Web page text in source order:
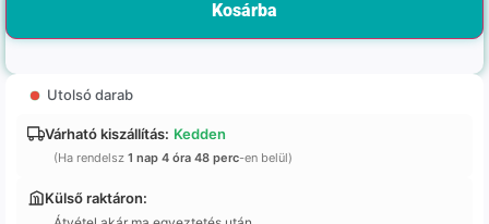
Kosárba
Utolsó darab
Várható kiszállítás: Kedden
(Ha rendelsz 1 nap 4 óra 48 perc-en belül)
Külső raktáron: